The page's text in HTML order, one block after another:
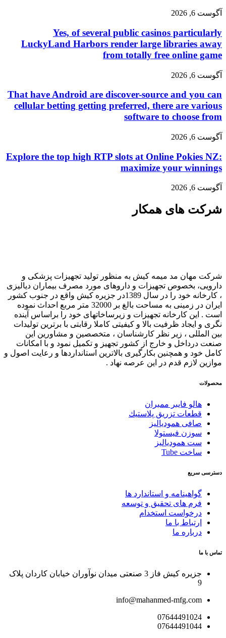
Yes, of several public casinos
LuckyLand Harbors render large libraries
from totally free online
That have Android are discover-source and
cellular betting getting preferred, there are
software to choose
Explore the top high RTP slots at Online
maximize your
های همکار
مهان مد میمه کیش به منظور تولید تجهیزات پزشکی و
بخصوص تجهیزات و داروهای مورد مصرف بیماران دیالیزی
، کارخانه خود را در سال 1389در جزیره کیش واقع در جنوب کشور
ایران در زمینی به مساحت بالغ بر 32000 متر مربع احداث نموده
کارخانه تجهیزات و زیرساخاتهای خود را براساس آینده
ایجاد ظرفیت بالا و کیفیتی کاملا رقابتی با برترین تولیدات
، زیر نظر کارشناسان ، متخصصین و مشاورین این
درداخل و خارج از کشور تجهیز و تکمیل نمود و با امکانات
و همچنین بکارگیری بالاترین استانداردها و رعایت اصول و
لازم قدم در این عرصه نهاد .
هالو فایبر ممبران
قطعات تزريق پلاستيك
صافی همودیالیز
سوزن فیستولا
ست همودیالیز
ساخت Tube
سریع
گواهینامه و استاندارد ها
فرم های تحقیق و توسعه
درخواست استخدام
ارتباط با ما
درباره ما
ما
جزیره کیش فاز 3 صنعتی میدان نوآوران خیابان کاردان پلاک
info@mahanmed-mfg.com
07644491024
07644491044